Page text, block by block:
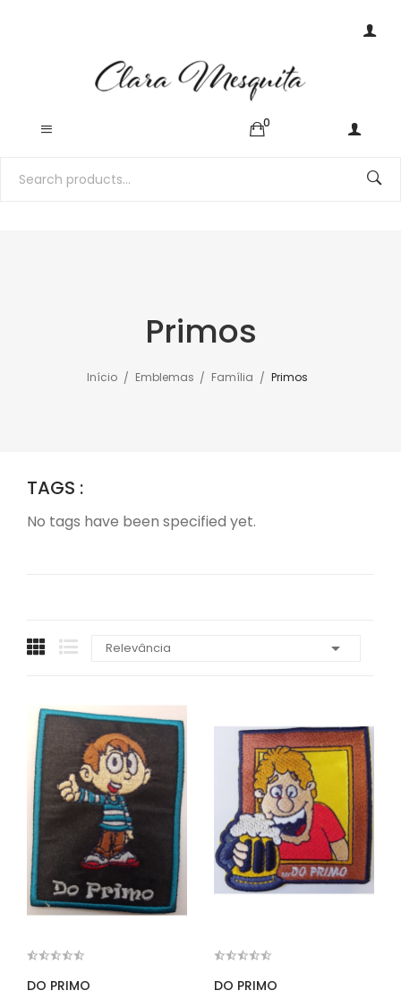
0
Primos
Início Emblemas Família Primos
TAGS :
No tags have been specified yet.
Relevância 
DO PRIMO DO PRIMO